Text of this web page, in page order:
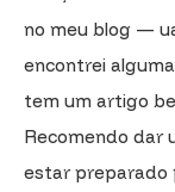
no meu blog —
encontrei
tem um artigo
Recomendo dar
estar preparado